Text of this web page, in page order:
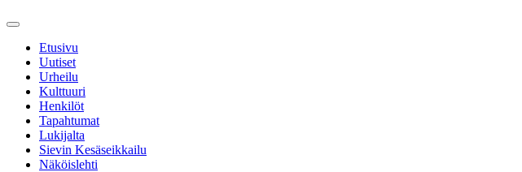
Etusivu
Uutiset
Urheilu
Kulttuuri
Henkilöt
Tapahtumat
Lukijalta
Sievin Kesäseikkailu
Näköislehti